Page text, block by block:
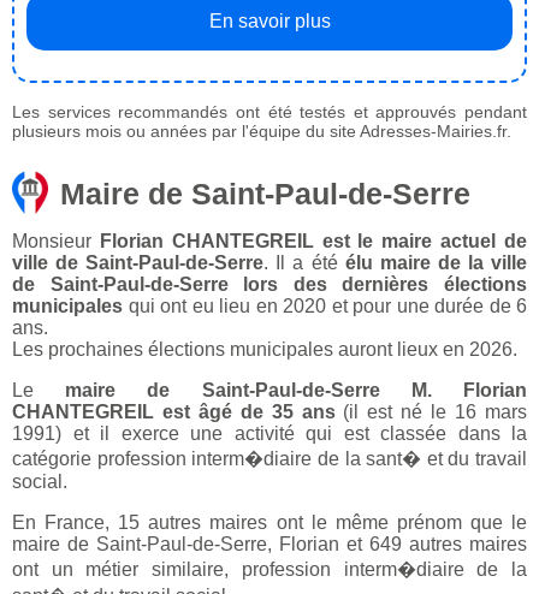
En savoir plus
Les services recommandés ont été testés et approuvés pendant
plusieurs mois ou années par l'équipe du site Adresses-Mairies.fr.
Maire de Saint-Paul-de-Serre
Monsieur Florian CHANTEGREIL est le maire actuel de
ville de Saint-Paul-de-Serre. Il a été élu maire de la ville
de Saint-Paul-de-Serre lors des dernières élections
municipales qui ont eu lieu en 2020 et pour une durée de 6
ans.
Les prochaines élections municipales auront lieux en 2026.
Le maire de Saint-Paul-de-Serre M. Florian
CHANTEGREIL est âgé de 35 ans(il est né le 16 mars
1991) et il exerce une activité qui est classée dans la
catégorie profession interm�diaire de la sant� et du travail
social.
En France, 15 autres maires ont le même prénom que le
maire de Saint-Paul-de-Serre, Florian et 649 autres maires
ont un métier similaire, profession interm�diaire de la